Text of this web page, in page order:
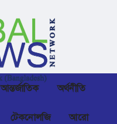
আন্তর্জাতিক অর্থনীতি
টেকনোলজি আরো